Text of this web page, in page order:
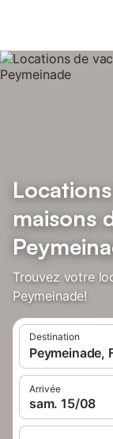
maisons
Trouvez votre
Peymeinade!
Destination
Peymeinade,
Arrivée
sam. 15/08